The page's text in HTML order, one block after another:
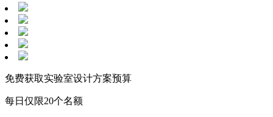
免费获取实验室设计方案预算
每日仅限20个名额